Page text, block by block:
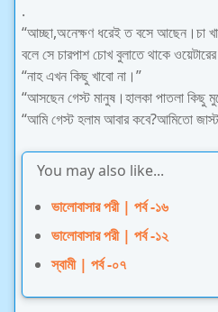
.
“আচ্ছা,অনেক্ষণ ধরেই ত বসে আছেন।চা
বলে সে চারপাশ চোখ বুলাতে থাকে
“নাহ এখন কিছু খাবো না।”
“আসছেন গেস্ট মানুষ।হালকা পাতলা কিছু
“আমি গেস্ট হলাম আবার কবে?আমিতো
You may also like...
ভালোবাসার পরী | পর্ব -১৬
ভালোবাসার পরী | পর্ব -১২
স্বামী | পর্ব -০৭